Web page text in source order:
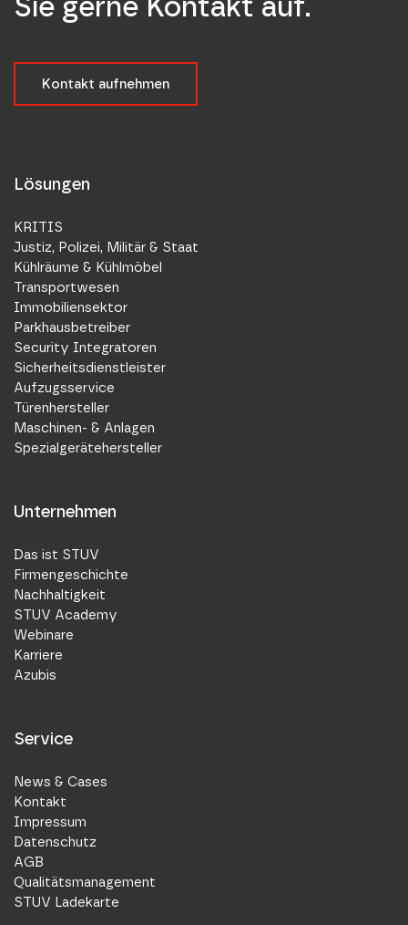
Kontakt aufnehmen
Lösungen
KRITIS
Justiz, Polizei, Militär & Staat
Kühlräume & Kühlmöbel
Transportwesen
Immobiliensektor
Parkhausbetreiber
Security Integratoren
Sicherheitsdienstleister
Aufzugsservice
Türenhersteller
Maschinen- & Anlagen
Spezialgerätehersteller
Unternehmen
Das ist STUV
Firmengeschichte
Nachhaltigkeit
STUV Academy
Webinare
Karriere
Azubis
Service
News & Cases
Kontakt
Impressum
Datenschutz
AGB
Qualitätsmanagement
STUV Ladekarte